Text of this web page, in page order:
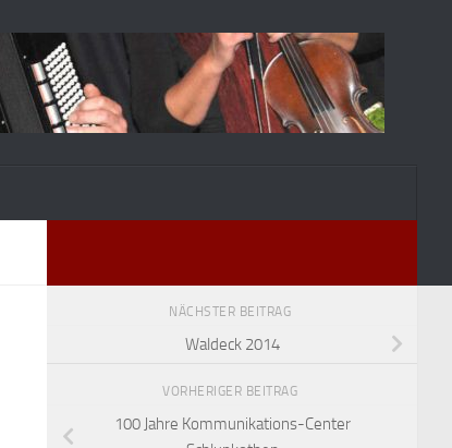
NÄCHSTER BEITRAG
Waldeck 2014
VORHERIGER BEITRAG
100 Jahre Kommunikations-Center